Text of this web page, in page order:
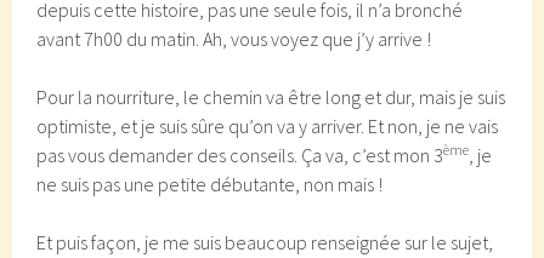
depuis cette histoire, pas une seule fois, il n’a bronché
avant 7h00 du matin. Ah, vous voyez que j’y arrive !
Pour la nourriture, le chemin va être long et dur, mais je suis
optimiste, et je suis sûre qu’on va y arriver. Et non, je ne vais
pas vous demander des conseils. Ça va, c’est mon 3ème, je
ne suis pas une petite débutante, non mais !
Et puis façon, je me suis beaucoup renseignée sur le sujet,